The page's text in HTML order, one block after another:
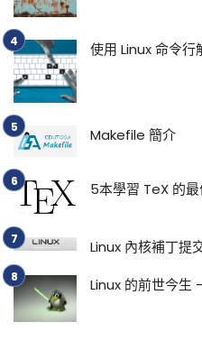
使用 Linux 命令
Makefile 簡介
5本學習 TeX 的
Linux 內核補丁提
Linux 的前世今生